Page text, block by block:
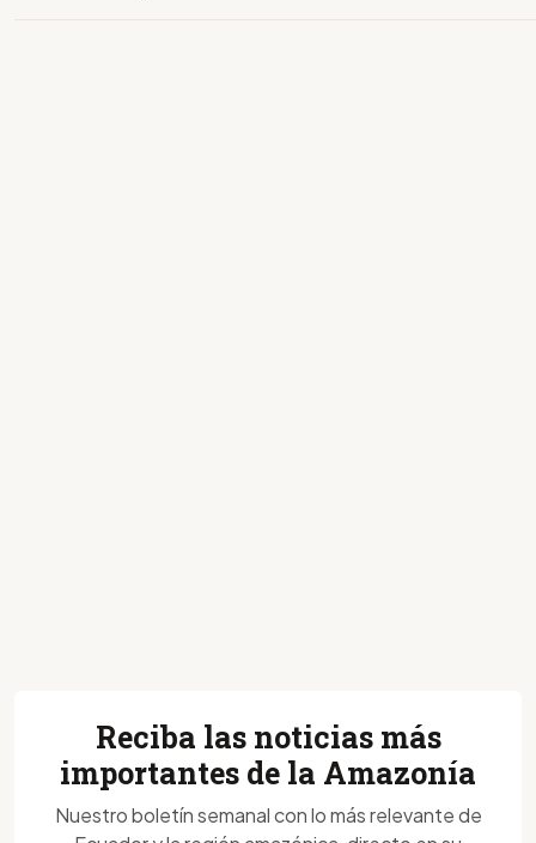
Reciba las noticias más
importantes de la Amazonía
Nuestro boletín semanal con lo más relevante de